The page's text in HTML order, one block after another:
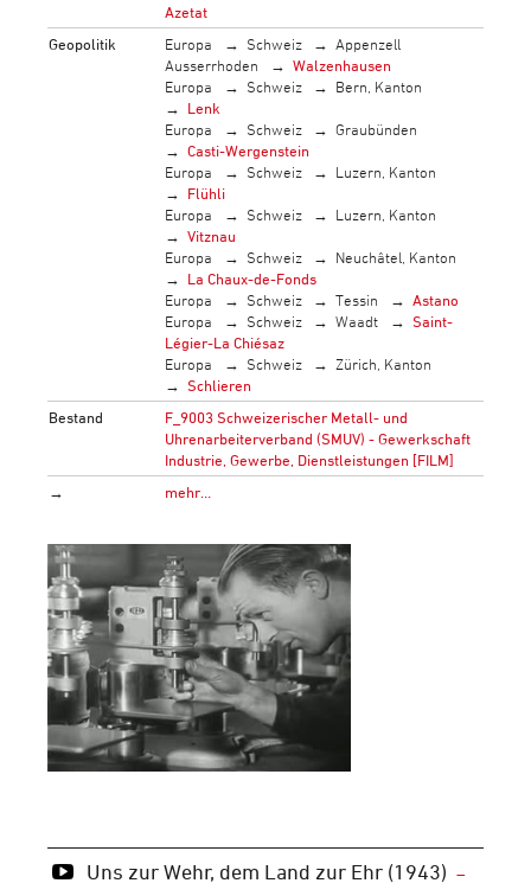
Azetat
Geopolitik
Europa Schweiz
Appenzell
Ausserrhoden
Walzenhausen
Europa
Schweiz
Bern, Kanton
Lenk
Europa
Schweiz
Graubünden
Casti-Wergenstein
Europa
Schweiz
Luzern, Kanton
Flühli
Europa
Schweiz
Luzern, Kanton
Vitznau
Europa
Schweiz
Neuchâtel, Kanton
La Chaux-de-Fonds
Europa
Schweiz Tessin
Astano
Europa
Schweiz Waadt
Saint-
Légier-La Chiésaz
Europa
Schweiz
Zürich, Kanton
Schlieren
Bestand
F_9003 Schweizerischer Metall- und
Uhrenarbeiterverband (SMUV) - Gewerkschaft
Industrie, Gewerbe, Dienstleistungen [FILM]
→
mehr…
Uns zur Wehr, dem Land zur Ehr (1943)